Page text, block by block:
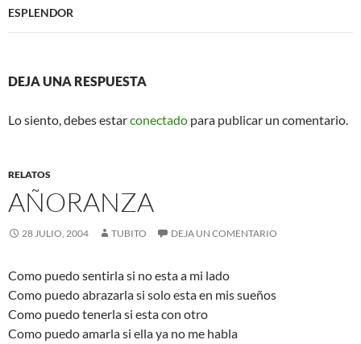
ESPLENDOR
DEJA UNA RESPUESTA
Lo siento, debes estarconectado para publicar un comentario.
RELATOS
AÑORANZA
28 JULIO, 2004 TUBITO DEJA UN COMENTARIO
Como puedo sentirla si no esta a mi lado
Como puedo abrazarla si solo esta en mis sueños
Como puedo tenerla si esta con otro
Como puedo amarla si ella ya no me habla